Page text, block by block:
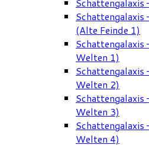
Schattengalaxis
(Alte Feinde 1)
Welten 1)
Schattengalaxis
Welten 2)
Schattengalaxis
Welten 3)
Schattengalaxis
Welten 4)